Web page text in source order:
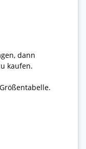
dann
kaufen.